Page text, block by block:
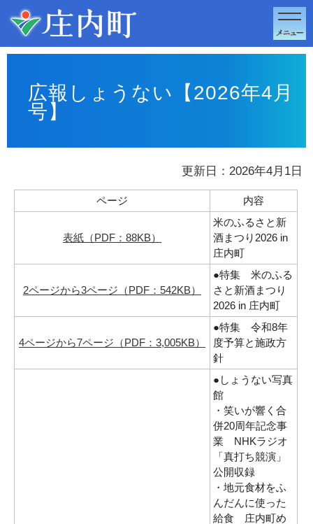
このページの本文へ移動
広報しょうない【2026年4月
号】
更新日：2026年4月1日
ページ 内容
表紙（PDF：88KB）
米のふるさと新
酒まつり2026 in
庄内町
2ページから3ページ（PDF：542KB）
●特集 米のふる
さと新酒まつり
2026 in 庄内町
4ページから7ページ（PDF：3,005KB）
●特集 令和8年
度予算と施政方
針
●しょうない写真
館
・笑いが響く合
併20周年記念事
業 NHKラジオ
「真打ち競演」
公開収録
・地元食材をふ
んだんに使った
給食 庄内町め